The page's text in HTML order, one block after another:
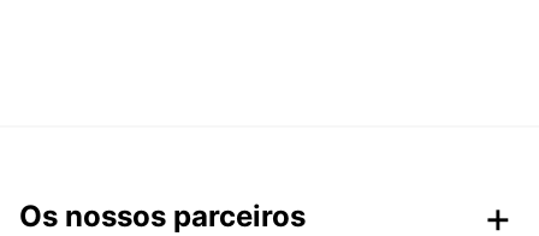
Os nossos parceiros